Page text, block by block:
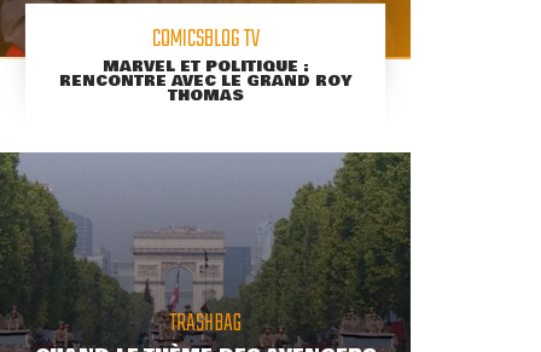
COMICSBLOG TV
MARVEL ET POLITIQUE :
RENCONTRE AVEC LE GRAND ROY
THOMAS
TRASHBAG